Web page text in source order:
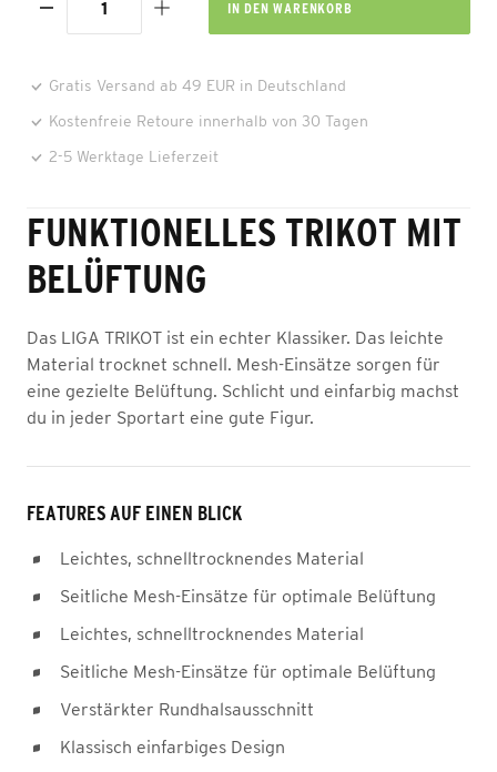
IN DEN WARENKORB
Gratis Versand ab 49 EUR in Deutschland
Kostenfreie Retoure innerhalb von 30 Tagen
2-5 Werktage Lieferzeit
FUNKTIONELLES TRIKOT MIT
BELÜFTUNG
Das LIGA TRIKOT ist ein echter Klassiker. Das leichte
Material trocknet schnell. Mesh-Einsätze sorgen für
eine gezielte Belüftung. Schlicht und einfarbig machst
du in jeder Sportart eine gute Figur.
FEATURES AUF EINEN BLICK
Leichtes, schnelltrocknendes Material
Seitliche Mesh-Einsätze für optimale Belüftung
Leichtes, schnelltrocknendes Material
Seitliche Mesh-Einsätze für optimale Belüftung
Verstärkter Rundhalsausschnitt
Klassisch einfarbiges Design